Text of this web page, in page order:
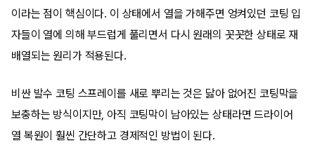
이라는 점이 핵심이다. 이 상태에서 열을 가해주면 엉켜있던 코팅 입
자들이 열에 의해 부드럽게 풀리면서 다시 원래의 꼿꼿한 상태로 재
배열되는 원리가 적용된다.
비싼 발수 코팅 스프레이를 새로 뿌리는 것은 닳아 없어진 코팅막을
보충하는 방식이지만, 아직 코팅막이 남아있는 상태라면 드라이어
열 복원이 훨씬 간단하고 경제적인 방법이 된다.